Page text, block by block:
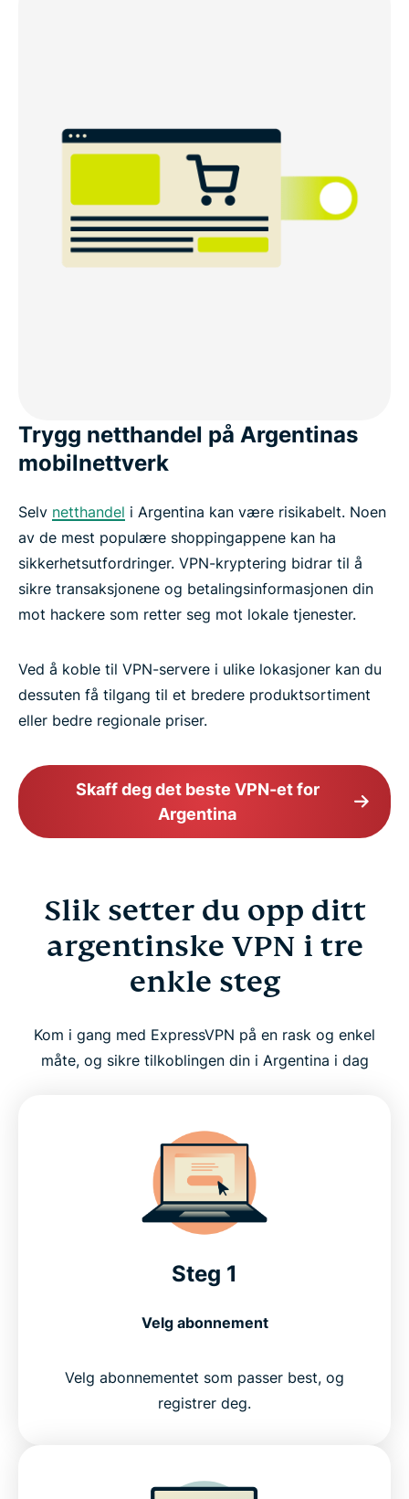
Trygg netthandel på Argentinas
mobilnettverk
Selv netthandel i Argentina kan være risikabelt. Noen
av de mest populære shoppingappene kan ha
sikkerhetsutfordringer. VPN-kryptering bidrar til å
sikre transaksjonene og betalingsinformasjonen din
mot hackere som retter seg mot lokale tjenester.
Ved å koble til VPN-servere i ulike lokasjoner kan du
dessuten få tilgang til et bredere produktsortiment
eller bedre regionale priser.
Skaff deg det beste VPN-et for
Argentina
Slik setter du opp ditt
argentinske VPN i tre
enkle steg
Kom i gang med ExpressVPN på en rask og enkel
måte, og sikre tilkoblingen din i Argentina i dag
Steg 1
Velg abonnement
Velg abonnementet som passer best, og
registrer deg.